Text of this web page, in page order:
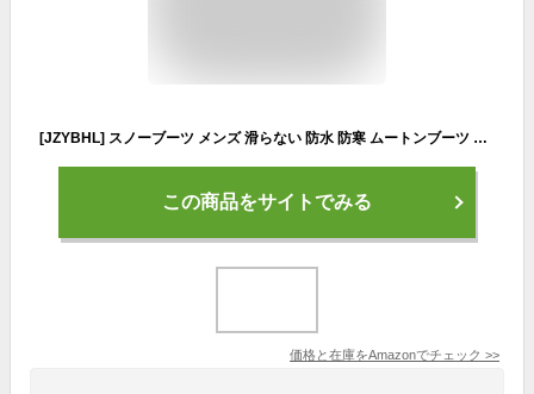
[JZYBHL] スノーブーツ メンズ 滑らない 防水 防寒 ムートンブーツ 冬靴 軽量 北海道 スノーシューズ 4e 防滑 雪靴 ビジネス 裏起毛 アウトドア ボア ウィンターブーツ 保温 暖かい 厚底 幅広 防寒靴 ハイカット ブランド スニーカー 防寒靴 メンズ 4e 冬靴 メンズ 雪 雪靴 メンズ 防水 防滑(イエロー,25.5 cm)
この商品をサイトでみる
価格と在庫をAmazonでチェック >>